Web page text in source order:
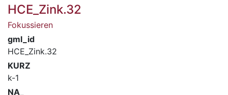
HCE_Zink.32
Fokussieren
gml_id
HCE_Zink.32
KURZ
k-1
NA_